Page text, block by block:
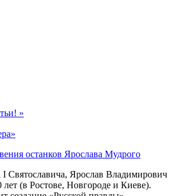
»
останков Ярослава Мудрого
Святославича, Ярослав Владимирович
лет (в Ростове, Новгороде и Киеве).